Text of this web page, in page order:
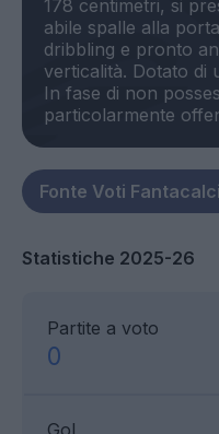
178 centimetri, si
abile spalle alla
dribbling e pronto
verticalità. Dotato di
In fase di non
Statistiche 2025-26
Partite a voto
0